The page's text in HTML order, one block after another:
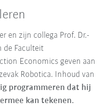
en zijn collega Prof. Dr.-
de Faculteit
Economics geven aan
Robotica. Inhoud van
programmeren dat hij
kan tekenen.